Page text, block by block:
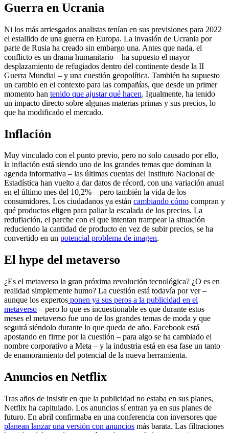
Guerra en Ucrania
Ni los más arriesgados analistas tenían en sus previsiones para 2022
el estallido de una guerra en Europa. La invasión de Ucrania por
parte de Rusia ha creado sin embargo una. Antes que nada, el
conflicto es un drama humanitario – ha supuesto el mayor
desplazamiento de refugiados dentro del continente desde la II
Guerra Mundial – y una cuestión geopolítica. También ha supuesto
un cambio en el contexto para las compañías, que desde un primer
momento han tenido que ajustar qué hacen. Igualmente, ha tenido
un impacto directo sobre algunas materias primas y sus precios, lo
que ha modificado el mercado.
Inflación
Muy vinculado con el punto previo, pero no solo causado por ello,
la inflación está siendo uno de los grandes temas que dominan la
agenda informativa – las últimas cuentas del Instituto Nacional de
Estadística han vuelto a dar datos de récord, con una variación anual
en el último mes del 10,2% – pero también la vida de los
consumidores. Los ciudadanos ya están cambiando cómo compran y
qué productos eligen para paliar la escalada de los precios. La
reduflación, el parche con el que intentan trampear la situación
reduciendo la cantidad de producto en vez de subir precios, se ha
convertido en un potencial problema de imagen.
El hype del metaverso
¿Es el metaverso la gran próxima revolución tecnológica? ¿O es en
realidad simplemente humo? La cuestión está todavía por ver –
aunque los expertos ponen ya sus peros a la publicidad en el
metaverso – pero lo que es incuestionable es que durante estos
meses el metaverso fue uno de los grandes temas de moda y que
seguirá siéndolo durante lo que queda de año. Facebook está
apostando en firme por la cuestión – para algo se ha cambiado el
nombre corporativo a Meta – y la industria está en esa fase un tanto
de enamoramiento del potencial de la nueva herramienta.
Anuncios en Netflix
Tras años de insistir en que la publicidad no estaba en sus planes,
Netflix ha capitulado. Los anuncios sí entran ya en sus planes de
futuro. En abril confirmaba en una conferencia con inversores que
planean lanzar una versión con anuncios más barata. Las filtraciones